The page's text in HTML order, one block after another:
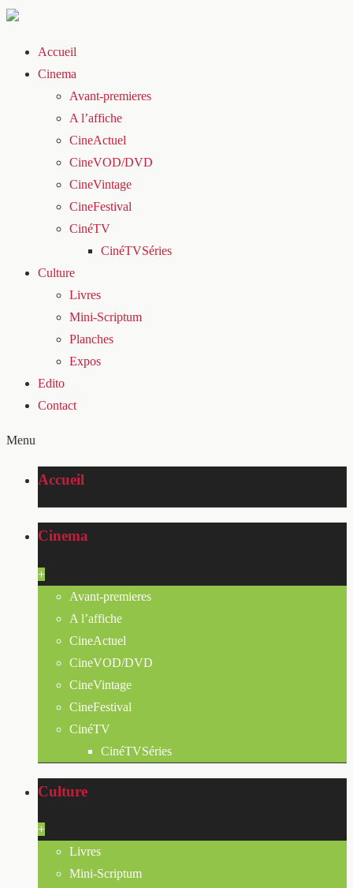
Accueil
Cinema
Avant-premieres
A l’affiche
CineActuel
CineVOD/DVD
CineVintage
CineFestival
CinéTV
CinéTVSéries
Culture
Livres
Mini-Scriptum
Planches
Expos
Edito
Contact
Menu
Accueil
Cinema
+
Avant-premieres
A l’affiche
CineActuel
CineVOD/DVD
CineVintage
CineFestival
CinéTV
CinéTVSéries
Culture
+
Livres
Mini-Scriptum